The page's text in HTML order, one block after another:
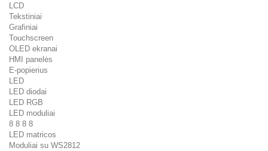
LCD
Tekstiniai
Grafiniai
Touchscreen
OLED ekranai
HMI panelės
E-popierius
LED
LED diodai
LED RGB
LED moduliai
8 8 8 8
LED matricos
Moduliai su WS2812